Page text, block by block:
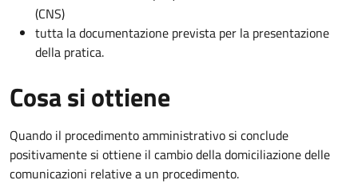
(CNS)
tutta la documentazione prevista per la presentazione
della pratica.
Cosa si ottiene
Quando il procedimento amministrativo si conclude
positivamente si ottiene il cambio della domiciliazione delle
comunicazioni relative a un procedimento.